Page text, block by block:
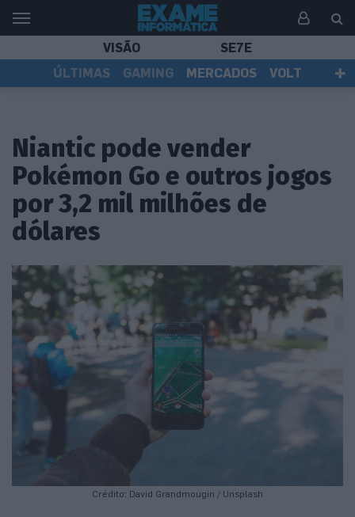
VISÃO
SE7E
ÚLTIMAS
GAMING MERCADOS
VOLT
Niantic pode vender
Pokémon Go e outros jogos
por 3,2 mil milhões de
dólares
Crédito: David Grandmougin / Unsplash